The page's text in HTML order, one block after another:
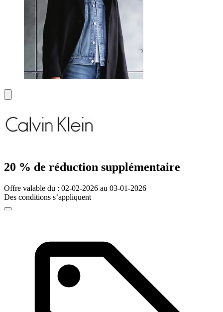
20 % de réduction supplémentaire
Offre valable du : 02-02-2026 au 03-01-2026
Des conditions s’appliquent